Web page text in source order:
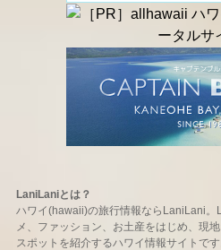
LaniLaniとは？
ハワイ(hawaii)の旅行情報ならLaniLani
メ、ファッション、お土産をはじめ、現
スポットを紹介するハワイ情報サイトで